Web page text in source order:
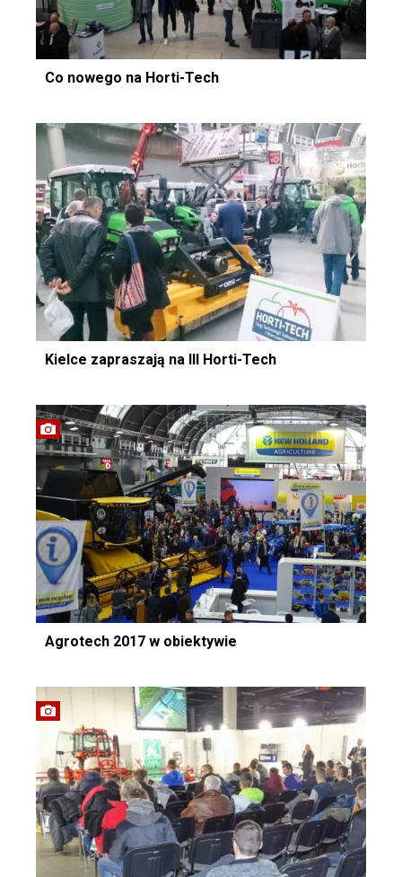
Co nowego na Horti-Tech
Kielce zapraszają na III Horti-Tech
Agrotech 2017 w obiektywie